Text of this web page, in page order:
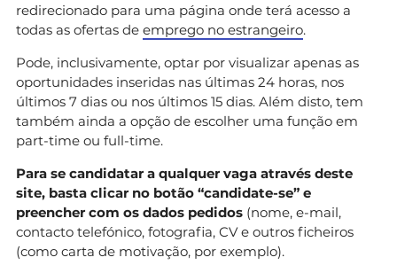
redirecionado para uma página onde terá acesso a
todas as ofertas de emprego no estrangeiro.
Pode, inclusivamente, optar por visualizar apenas as
oportunidades inseridas nas últimas 24 horas, nos
últimos 7 dias ou nos últimos 15 dias. Além disto, tem
também ainda a opção de escolher uma função em
part-time ou full-time.
Para se candidatar a qualquer vaga através deste
site, basta clicar no botão “candidate-se” e
preencher com os dados pedidos (nome, e-mail,
contacto telefónico, fotografia, CV e outros ficheiros
(como carta de motivação, por exemplo).